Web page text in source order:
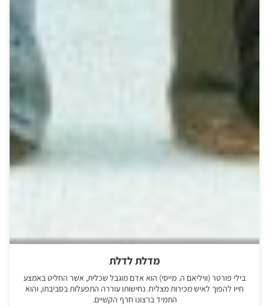
מדלת לדלת
בילי פורטר (וויליאם ה. מייסי) הוא אדם מוגבל שכלית, אשר החליט באמצע
חייו להפוך לאיש מכירות מצליח. נחישותו עוררה התפעלות בסביבתו, והוא
התמיד ברצונו חרף הקשיים.